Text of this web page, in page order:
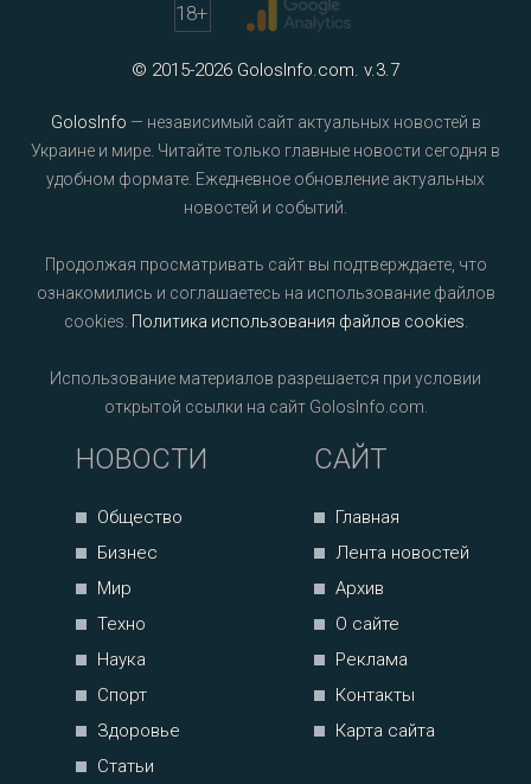
18+
© 2015-2026 GolosInfo.com. v.3.7
GolosInfo — независимый сайт актуальных новостей в
Украине и мире. Читайте только главные новости сегодня в
удобном формате. Ежедневное обновление актуальных
новостей и событий.
Продолжая просматривать сайт вы подтверждаете, что
ознакомились и соглашаетесь на использование файлов
cookies. Политика использования файлов cookies
Использование материалов разрешается при условии
открытой ссылки на сайт GolosInfo.com.
НОВОСТИ
Общество
Бизнес
Мир
Техно
Наука
Спорт
Здоровье
Статьи
САЙТ
Главная
Лента новостей
Архив
О сайте
Реклама
Контакты
Карта сайта